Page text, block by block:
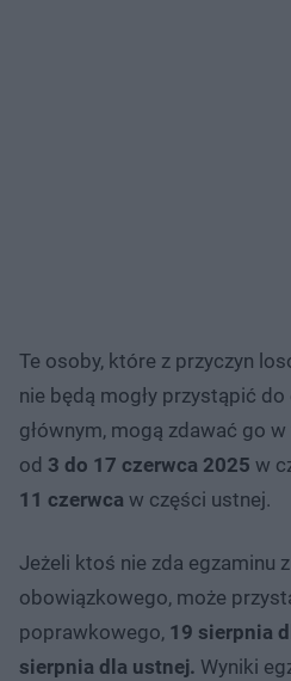
Te osoby, które z przyczyn
nie będą mogły przystąpić
głównym, mogą zdawać go
od 3 do 17 czerwca 2025 w
11 czerwca w części ustnej.
Jeżeli ktoś nie zda egzaminu
obowiązkowego, może
poprawkowego, 19 sierpnia
sierpnia dla ustnej. Wyniki